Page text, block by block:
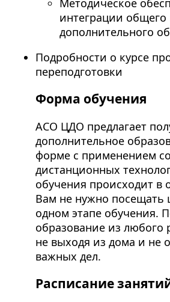
Методическое
интеграции общего
дополнительного
Подробности о курсе
переподготовки
Форма обучения
АСО ЦДО предлагает
дополнительное
форме с применением
дистанционных
обучения происходит в
Вам не нужно посещать
одном этапе обучения.
образование из любого
не выходя из дома и не
важных дел.
Расписание